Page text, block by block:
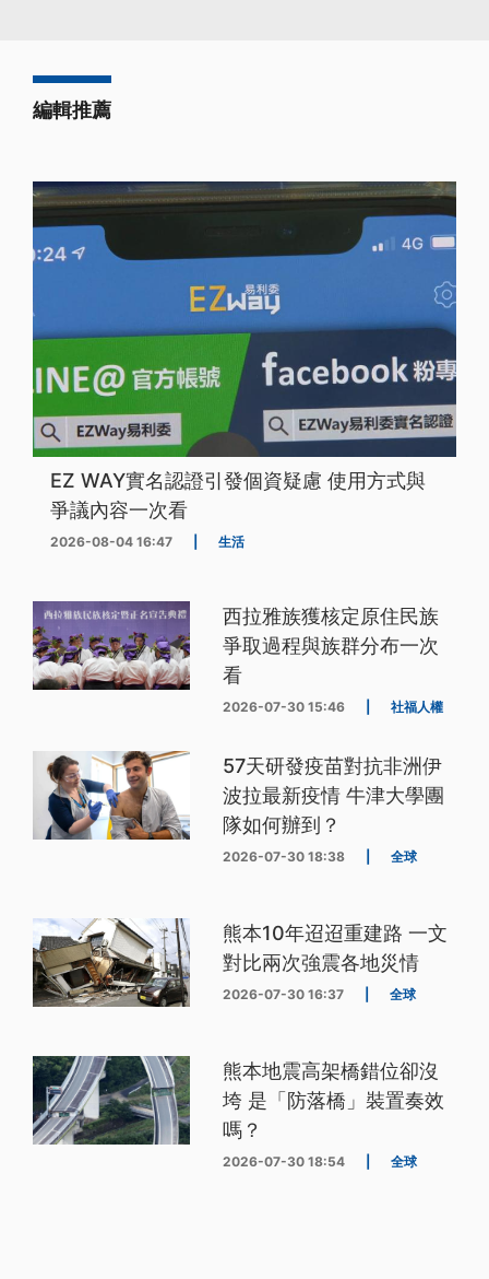
編輯推薦
EZ WAY實名認證引發個資疑慮 使用方式與
爭議內容一次看
2026-08-04 16:47 生活
西拉雅族獲核定原住民族
爭取過程與族群分布一次
看
2026-07-30 15:46 社福人權
57天研發疫苗對抗非洲伊
波拉最新疫情 牛津大學團
隊如何辦到？
2026-07-30 18:38 全球
熊本10年迢迢重建路 一文
對比兩次強震各地災情
2026-07-30 16:37 全球
熊本地震高架橋錯位卻沒
垮 是「防落橋」裝置奏效
嗎？
2026-07-30 18:54 全球